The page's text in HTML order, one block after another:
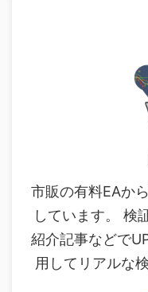
市販の有料EAか
しています。 検
紹介記事などで
用してリアルな